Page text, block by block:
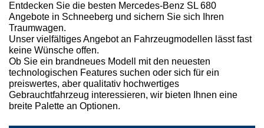
Entdecken Sie die besten Mercedes-Benz SL 680
Angebote in Schneeberg und sichern Sie sich Ihren
Traumwagen.
Unser vielfältiges Angebot an Fahrzeugmodellen lässt fast
keine Wünsche offen.
Ob Sie ein brandneues Modell mit den neuesten
technologischen Features suchen oder sich für ein
preiswertes, aber qualitativ hochwertiges
Gebrauchtfahrzeug interessieren, wir bieten Ihnen eine
breite Palette an Optionen.